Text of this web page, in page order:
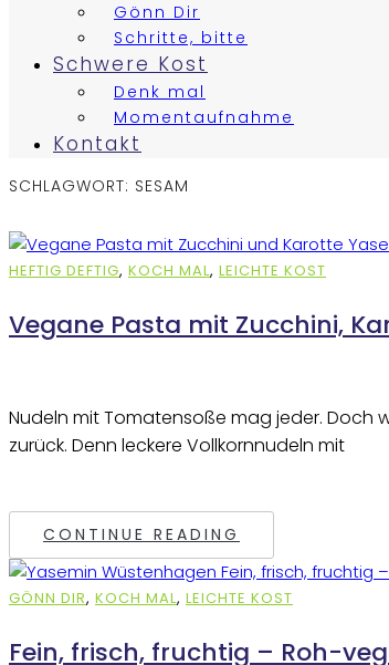
Gönn Dir
Schritte, bitte
Schwere Kost
Denk mal
Momentaufnahme
Kontakt
SCHLAGWORT: SESAM
HEFTIG DEFTIG, KOCH MAL, LEICHTE KOST
Vegane Pasta mit Zucchini,
Nudeln mit Tomatensoße mag jeder. Doch
zurück. Denn leckere Vollkornnudeln mit
CONTINUE READING
GÖNN DIR, KOCH MAL, LEICHTE KOST
Fein, frisch, fruchtig – Roh-